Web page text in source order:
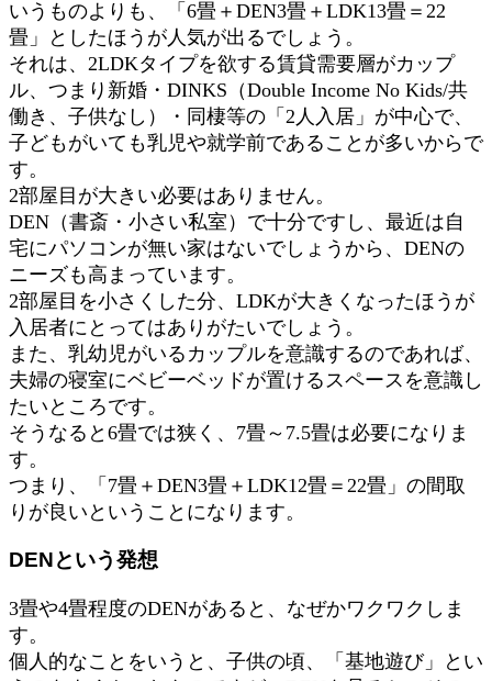
いうものよりも、「6畳＋DEN3畳＋LDK13畳＝22
畳」としたほうが人気が出るでしょう。
それは、2LDKタイプを欲する賃貸需要層がカップ
ル、つまり新婚・DINKS（Double Income No Kids/共
働き、子供なし）・同棲等の「2人入居」が中心で、
子どもがいても乳児や就学前であることが多いからで
す。
2部屋目が大きい必要はありません。
DEN（書斎・小さい私室）で十分ですし、最近は自
宅にパソコンが無い家はないでしょうから、DENの
ニーズも高まっています。
2部屋目を小さくした分、LDKが大きくなったほうが
入居者にとってはありがたいでしょう。
また、乳幼児がいるカップルを意識するのであれば、
夫婦の寝室にベビーベッドが置けるスペースを意識し
たいところです。
そうなると6畳では狭く、7畳～7.5畳は必要になりま
す。
つまり、「7畳＋DEN3畳＋LDK12畳＝22畳」の間取
りが良いということになります。
DENという発想
3畳や4畳程度のDENがあると、なぜかワクワクしま
す。
個人的なことをいうと、子供の頃、「基地遊び」とい